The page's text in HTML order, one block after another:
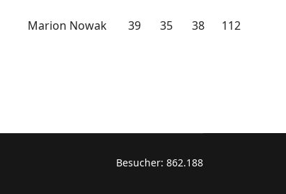
Marion Nowak 39 35 38 112
Besucher: 862.188